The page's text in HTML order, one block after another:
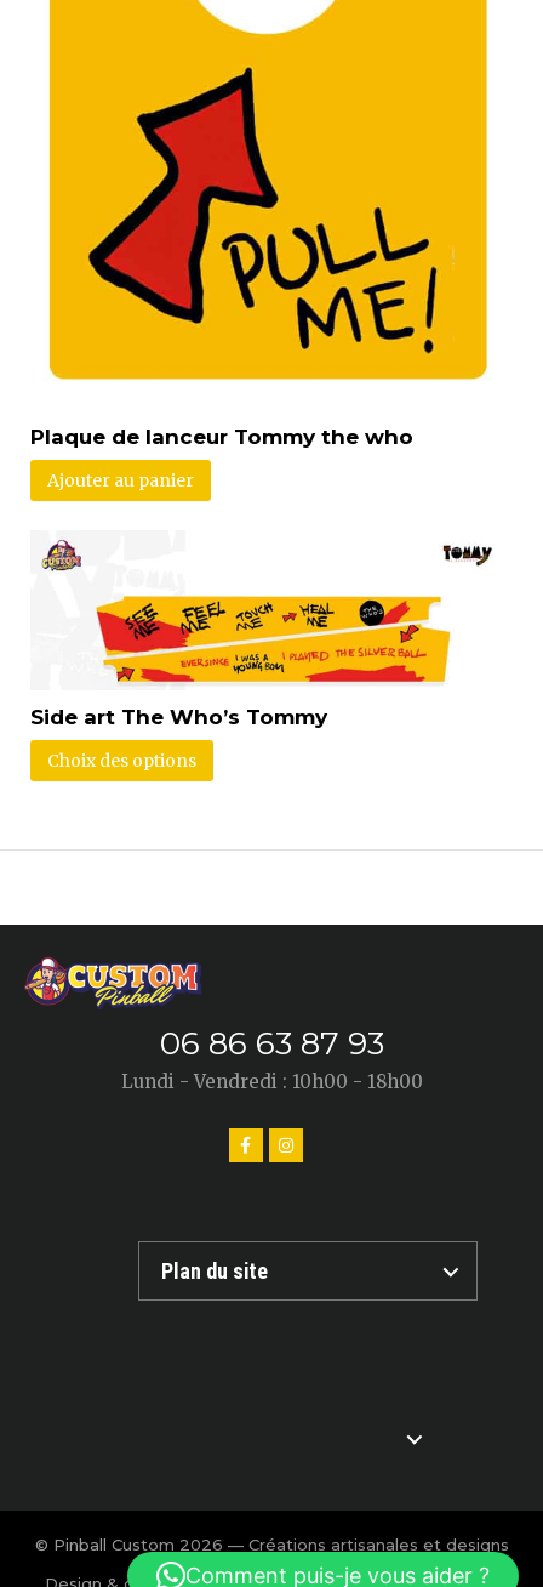
Plaque de lanceur Tommy the who
Ajouter au panier
Side art The Who’s Tommy
Choix des options
06 86 63 87 93
Lundi - Vendredi : 10h00 - 18h00
Plan du site
© Pinball Custom 2026 — Créations artisanales et designs
exclusifs pour flipper.
Comment puis-je vous aider ?